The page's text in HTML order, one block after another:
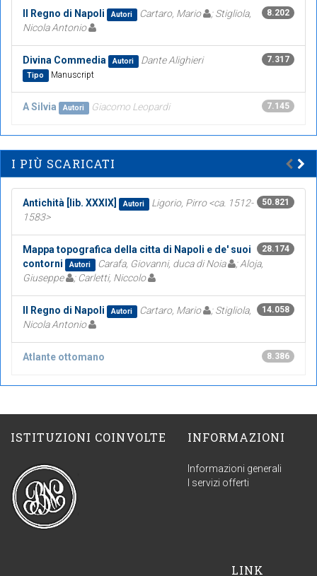
8.202
Il Regno di Napoli Autori Cartaro, Mario
; Stigliola,
Nicola Antonio
7.317
Divina Commedia Autori Dante Alighieri
Tipo Manuscript
7.145
A Silvia Autori Giacomo Leopardi
I PIÙ SCARICATI
50.821
Antichità [lib. XXXIX] Autori
Ligorio, Pirro <ca. 1512-
1583>
28.174
Mappa topografica della citta di Napoli e de' suoi
contorni
Autori Carafa, Giovanni, duca di Noia
; Aloja,
Giuseppe
; Carletti, Niccolo
14.058
Il Regno di Napoli Autori Cartaro, Mario
; Stigliola,
Nicola Antonio
8.386
Atlante ottomano
ISTITUZIONI COINVOLTE INFORMAZIONI
Informazioni generali
I servizi offerti
LINK